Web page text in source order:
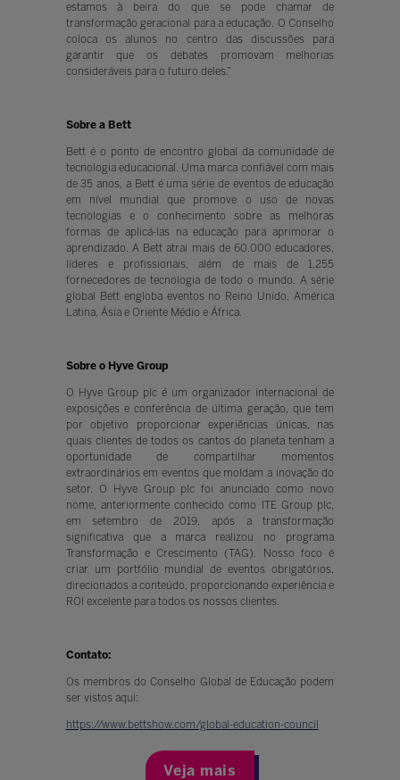
estamos à beira do que se pode chamar de
transformação geracional para a educação. O Conselho
coloca os alunos no centro das discussões para
garantir que os debates promovam melhorias
consideráveis para o futuro deles.”
Sobre a Bett
Bett é o ponto de encontro global da comunidade de
tecnologia educacional. Uma marca confiável com mais
de 35 anos, a Bett é uma série de eventos de educação
em nível mundial que promove o uso de novas
tecnologias e o conhecimento sobre as melhoras
formas de aplicá-las na educação para aprimorar o
aprendizado. A Bett atrai mais de 60.000 educadores,
líderes e profissionais, além de mais de 1.255
fornecedores de tecnologia de todo o mundo. A série
global Bett engloba eventos no Reino Unido, América
Latina, Ásia e Oriente Médio e África.
Sobre o Hyve Group
O Hyve Group plc é um organizador internacional de
exposições e conferência de última geração, que tem
por objetivo proporcionar experiências únicas, nas
quais clientes de todos os cantos do planeta tenham a
oportunidade de compartilhar momentos
extraordinários em eventos que moldam a inovação do
setor. O Hyve Group plc foi anunciado como novo
nome, anteriormente conhecido como ITE Group plc,
em setembro de 2019, após a transformação
significativa que a marca realizou no programa
Transformação e Crescimento (TAG). Nosso foco é
criar um portfólio mundial de eventos obrigatórios,
direcionados a conteúdo, proporcionando experiência e
ROI excelente para todos os nossos clientes.
Contato:
Os membros do Conselho Global de Educação podem
ser vistos aqui:
https://www.bettshow.com/global-education-council
Veja mais